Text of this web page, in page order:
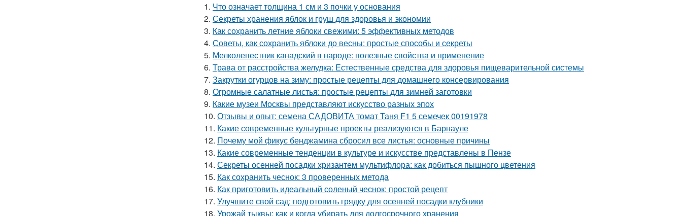
1. Что означает толщина 1 см и 3 почки у основания
2. Секреты хранения яблок и груш для здоровья и экономии
3. Как сохранить летние яблоки свежими: 5 эффективных методов
4. Советы, как сохранить яблоки до весны: простые способы и секреты
5. Мелколепестник канадский в народе: полезные свойства и применение
6. Трава от расстройства желудка: Естественные средства для здоровья пищеварительной системы
7. Закрутки огурцов на зиму: простые рецепты для домашнего консервирования
8. Огромные салатные листья: простые рецепты для зимней заготовки
9. Какие музеи Москвы представляют искусство разных эпох
10. Отзывы и опыт: семена САДОВИТА томат Таня F1 5 семечек 00191978
11. Какие современные культурные проекты реализуются в Барнауле
12. Почему мой фикус бенджамина сбросил все листья: основные причины
13. Какие современные тенденции в культуре и искусстве представлены в Пензе
14. Секреты осенней посадки хризантем мультифлора: как добиться пышного цветения
15. Как сохранить чеснок: 3 проверенных метода
16. Как приготовить идеальный соленый чеснок: простой рецепт
17. Улучшите свой сад: подготовить грядку для осенней посадки клубники
18. Урожай тыквы: как и когда убирать для долгосрочного хранения